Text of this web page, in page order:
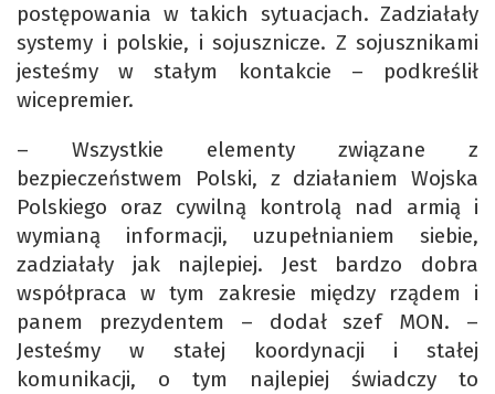
postępowania w takich sytuacjach. Zadziałały
systemy i polskie, i sojusznicze. Z sojusznikami
jesteśmy w stałym kontakcie – podkreślił
wicepremier.
– Wszystkie elementy związane z
bezpieczeństwem Polski, z działaniem Wojska
Polskiego oraz cywilną kontrolą nad armią i
wymianą informacji, uzupełnianiem siebie,
zadziałały jak najlepiej. Jest bardzo dobra
współpraca w tym zakresie między rządem i
panem prezydentem – dodał szef MON. –
Jesteśmy w stałej koordynacji i stałej
komunikacji, o tym najlepiej świadczy to